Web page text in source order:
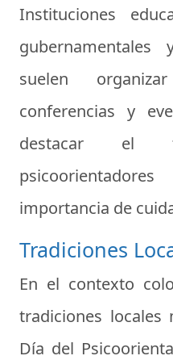
Instituciones
gubernamentales
suelen
conferencias y
destacar el
importancia de
Tradiciones
En el contexto
tradiciones
Día del